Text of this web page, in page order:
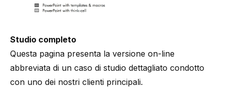
Studio completo
Questa pagina presenta la versione on-line
abbreviata di un caso di studio dettagliato condotto
con uno dei nostri clienti principali.